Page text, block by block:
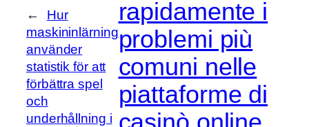
←
Hur
maskininlärning
använder
statistik för att
förbättra spel
och
underhållning i
rapidamente i
problemi più
comuni nelle
piattaforme di